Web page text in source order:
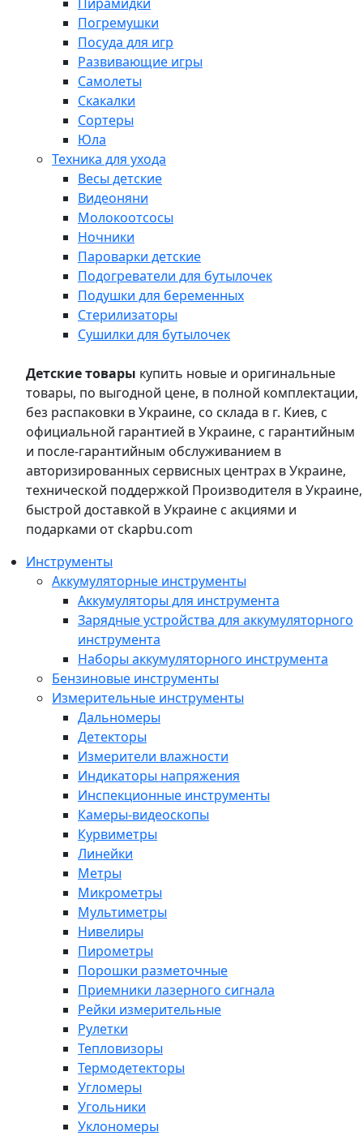
Погремушки
Посуда для игр
Развивающие игры
Самолеты
Скакалки
Сортеры
Юла
Техника для ухода
Весы детские
Видеоняни
Молокоотсосы
Ночники
Пароварки детские
Подогреватели для бутылочек
Подушки для беременных
Стерилизаторы
Сушилки для бутылочек
Детские товары купить новые и оригинальные
товары, по выгодной цене, в полной комплектации,
без распаковки в Украине, со склада в г. Киев, с
официальной гарантией в Украине, с гарантийным
и после-гарантийным обслуживанием в
авторизированных сервисных центрах в Украине,
технической поддержкой Производителя в Украине,
быстрой доставкой в Украине с акциями и
подарками от ckapbu.com
Инструменты
Аккумуляторные инструменты
Аккумуляторы для инструмента
Зарядные устройства для аккумуляторного
инструмента
Наборы аккумуляторного инструмента
Бензиновые инструменты
Измерительные инструменты
Дальномеры
Детекторы
Измерители влажности
Индикаторы напряжения
Инспекционные инструменты
Камеры-видеоскопы
Курвиметры
Линейки
Метры
Микрометры
Мультиметры
Нивелиры
Пирометры
Порошки разметочные
Приемники лазерного сигнала
Рейки измерительные
Рулетки
Тепловизоры
Термодетекторы
Угломеры
Угольники
Уклономеры